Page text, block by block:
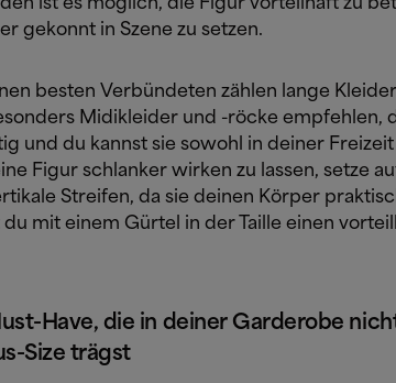
ist es möglich, die Figur vorteilhaft zu
gekonnt in Szene zu setzen.
besten Verbündeten zählen lange
Midikleider und -röcke empfehlen,
und du kannst sie sowohl in deiner
Figur schlanker wirken zu lassen, setze
Streifen, da sie deinen Körper
du mit einem Gürtel in der Taille einen
Have, die in deiner Garderobe
Size trägst